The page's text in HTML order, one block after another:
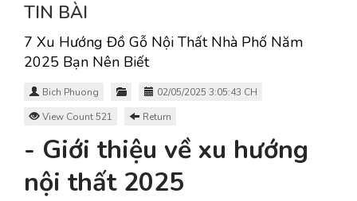
TIN BÀI
7 Xu Hướng Đồ Gỗ Nội Thất Nhà Phố Năm
2025 Bạn Nên Biết
Bich Phuong
02/05/2025 3:05:43 CH
View Count 521
Return
- Giới thiệu về xu hướng
nội thất 2025